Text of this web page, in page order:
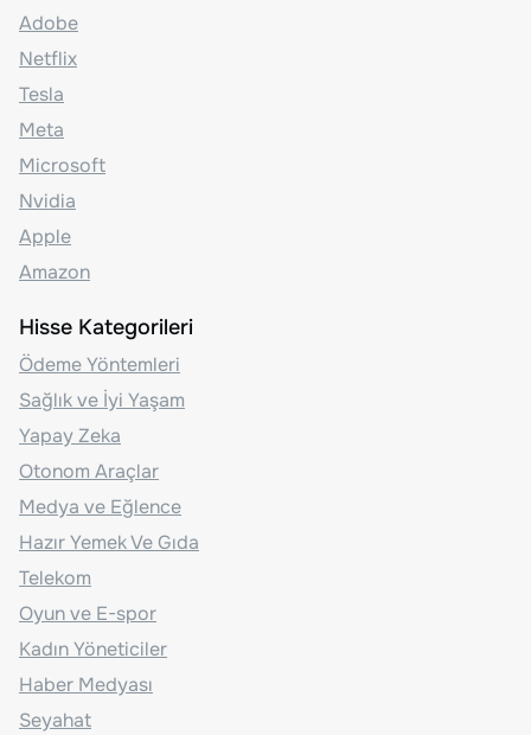
Adobe
Netflix
Tesla
Meta
Microsoft
Nvidia
Apple
Amazon
Hisse Kategorileri
Ödeme Yöntemleri
Sağlık ve İyi Yaşam
Yapay Zeka
Otonom Araçlar
Medya ve Eğlence
Hazır Yemek Ve Gıda
Telekom
Oyun ve E-spor
Kadın Yöneticiler
Haber Medyası
Seyahat